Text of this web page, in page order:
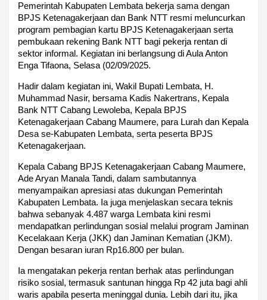
Pemerintah Kabupaten Lembata bekerja sama dengan
BPJS Ketenagakerjaan dan Bank NTT resmi meluncurkan
program pembagian kartu BPJS Ketenagakerjaan serta
pembukaan rekening Bank NTT bagi pekerja rentan di
sektor informal. Kegiatan ini berlangsung di Aula Anton
Enga Tifaona, Selasa (02/09/2025.
Hadir dalam kegiatan ini, Wakil Bupati Lembata, H.
Muhammad Nasir, bersama Kadis Nakertrans, Kepala
Bank NTT Cabang Lewoleba, Kepala BPJS
Ketenagakerjaan Cabang Maumere, para Lurah dan Kepala
Desa se-Kabupaten Lembata, serta peserta BPJS
Ketenagakerjaan.
Kepala Cabang BPJS Ketenagakerjaan Cabang Maumere,
Ade Aryan Manala Tandi, dalam sambutannya
menyampaikan apresiasi atas dukungan Pemerintah
Kabupaten Lembata. Ia juga menjelaskan secara teknis
bahwa sebanyak 4.487 warga Lembata kini resmi
mendapatkan perlindungan sosial melalui program Jaminan
Kecelakaan Kerja (JKK) dan Jaminan Kematian (JKM).
Dengan besaran iuran Rp16.800 per bulan.
Ia mengatakan pekerja rentan berhak atas perlindungan
risiko sosial, termasuk santunan hingga Rp 42 juta bagi ahli
waris apabila peserta meninggal dunia. Lebih dari itu, jika